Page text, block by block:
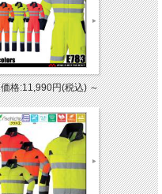
価格:11,990円(税込)～